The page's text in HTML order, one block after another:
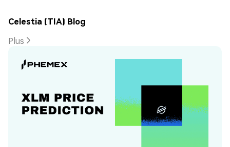
Celestia (TIA) Blog
Plus